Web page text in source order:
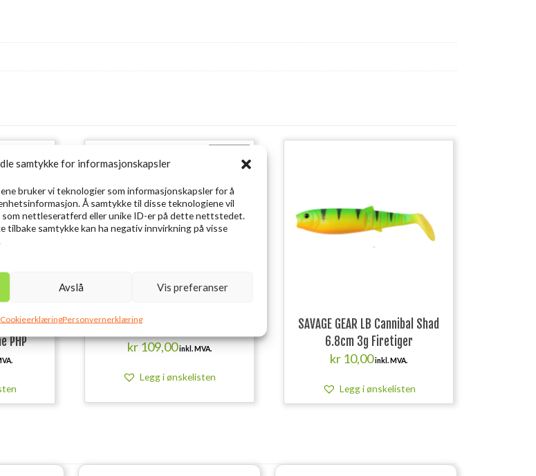
samtykke for informasjonskapsler
bruker vi teknologier som informasjonskapsler for å
Å samtykke til disse teknologiene vil
nettleseratferd eller unike ID-er på dette nettstedet.
tilbake samtykke kan ha negativ innvirkning på visse
Avslå Vis preferanser
CookieerklæringPersonvernerklæring
Jig 9CM
PHP
SCIERRA Pin-On Reel Retractor M
kr109,00inkl. MVA.
Legg i ønskelisten
SAVAGE GEAR LB Cannibal Shad
6.8cm 3g Firetiger
kr 10,00inkl. MVA.
Legg i ønskelisten